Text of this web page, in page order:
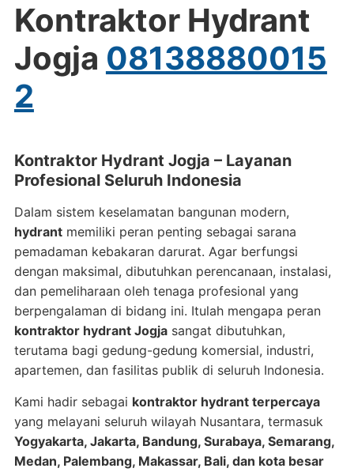
Kontraktor Hydrant
Jogja 08138880015
2
Kontraktor Hydrant Jogja – Layanan
Profesional Seluruh Indonesia
Dalam sistem keselamatan bangunan modern,
hydrantmemiliki peran penting sebagai sarana
pemadaman kebakaran darurat. Agar berfungsi
dengan maksimal, dibutuhkan perencanaan, instalasi,
dan pemeliharaan oleh tenaga profesional yang
berpengalaman di bidang ini. Itulah mengapa peran
kontraktor hydrant Jogjasangat dibutuhkan,
terutama bagi gedung-gedung komersial, industri,
apartemen, dan fasilitas publik di seluruh Indonesia.
Kami hadir sebagai kontraktor hydrant terpercaya
yang melayani seluruh wilayah Nusantara, termasuk
Yogyakarta, Jakarta, Bandung, Surabaya, Semarang,
Medan, Palembang, Makassar, Bali, dan kota besar